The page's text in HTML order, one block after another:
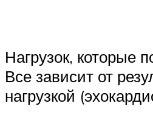
Нагрузок, которые
Все зависит от
нагрузкой